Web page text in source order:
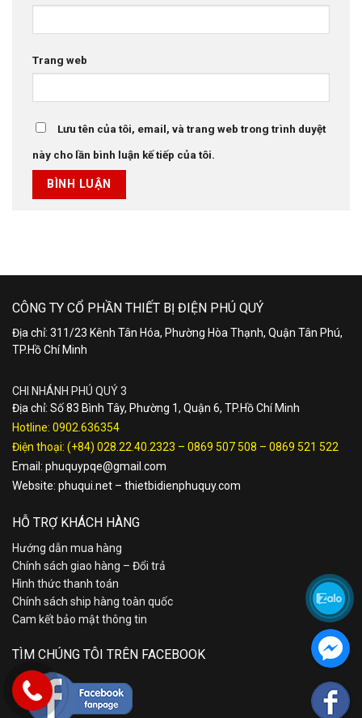
Trang web
Lưu tên của tôi, email, và trang web trong trình duyệt
này cho lần bình luận kế tiếp của tôi.
CÔNG TY CỔ PHẦN THIẾT BỊ ĐIỆN PHÚ QUÝ
Địa chỉ: 311/23 Kênh Tân Hóa, Phường Hòa Thạnh, Quận Tân Phú,
TP.Hồ Chí Minh
CHI NHÁNH PHÚ QUÝ 3
Địa chỉ: Số 83 Bình Tây, Phường 1, Quận 6, TP.Hồ Chí Minh
Hotline: 0902.636354
Điện thoại: (+84) 028.22.40.2323 – 0869 507 508 – 0869 521 522
Email: phuquypqe@gmail.com
Website: phuqui.net – thietbidienphuquy.com
HỖ TRỢ KHÁCH HÀNG
Hướng dẫn mua hàng
Chính sách giao hàng – Đổi trả
Hình thức thanh toán
Chính sách ship hàng toàn quốc
Cam kết bảo mật thông tin
TÌM CHÚNG TÔI TRÊN FACEBOOK